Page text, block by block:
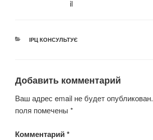
РУБРИКИ
ІРЦ КОНСУЛЬТУЄ
Добавить комментарий
Ваш адрес email не будет опубликован.
поля помечены *
Комментарий*